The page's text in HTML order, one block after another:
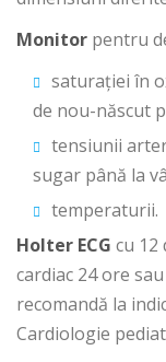
Monitor pentru
saturației în
de nou-născut
tensiunii
sugar până la
temperaturii.
Holter ECG cu 12
cardiac 24 ore
recomandă la
Cardiologie